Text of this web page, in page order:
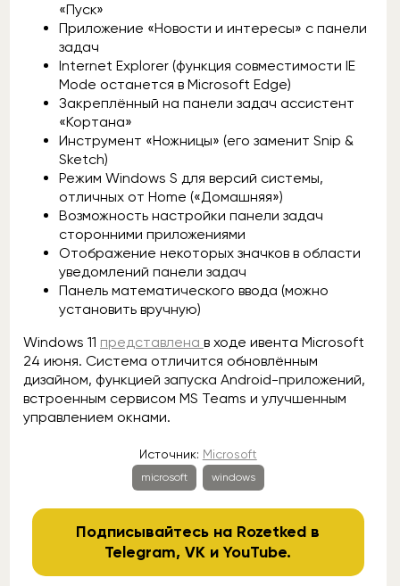
«Пуск»
Приложение «Новости и интересы» с панели
задач
Internet Explorer (функция совместимости IE
Mode останется в Microsoft Edge)
Закреплённый на панели задач ассистент
«Кортана»
Инструмент «Ножницы» (его заменит Snip &
Sketch)
Режим Windows S для версий системы,
отличных от Home («Домашняя»)
Возможность настройки панели задач
сторонними приложениями
Отображение некоторых значков в области
уведомлений панели задач
Панель математического ввода (можно
установить вручную)
Windows 11 представлена в ходе ивента Microsoft
24 июня. Система отличится обновлённым
дизайном, функцией запуска Android-приложений,
встроенным сервисом MS Teams и улучшенным
управлением окнами.
Источник: Microsoft
microsoft windows
Подписывайтесь на Rozetked в
Telegram,VK иYouTube.